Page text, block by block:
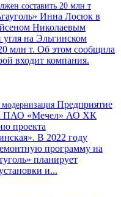
составить 20 млн т
Инна Лосюк в
Николаевым
угля на Эльгинском
млн т. Об этом сообщила
входит компания.
Предприятие
ПАО «Мечел» АО ХК
проекта
В 2022 году
программу на
планирует
и...